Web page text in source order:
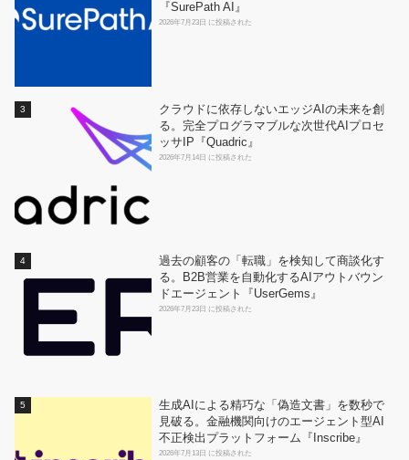
『SurePath AI』
2026年7月23日 に投稿された
クラウドに依存しないエッジAIの未来を創
る。完全プログラマブルな次世代AIプロセ
ッサIP『Quadric』
2026年7月14日 に投稿された
過去の顧客の「転職」を検知して商談化す
る。B2B営業を自動化するAIアウトバウン
ドエージェント『UserGems』
2026年7月23日 に投稿された
生成AIによる精巧な「偽造文書」を数秒で
見破る。金融機関向けのエージェント型AI
不正検出プラットフォーム『Inscribe』
2026年7月13日 に投稿された